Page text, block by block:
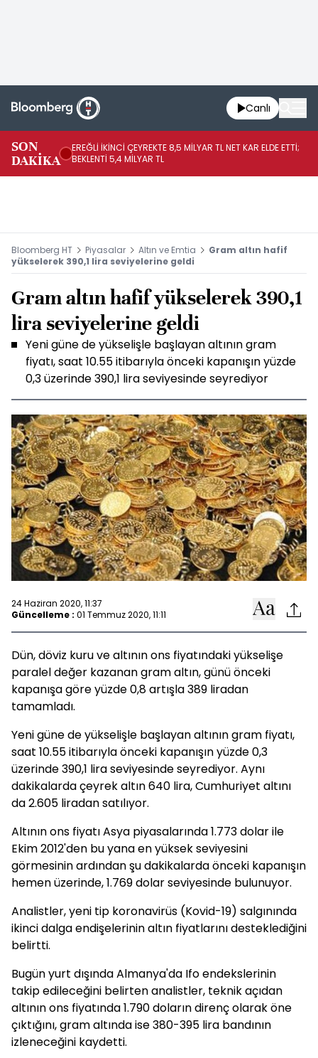
Canlı
SON
DAKİKA
EREĞLİ İKİNCİ ÇEYREKTE 8,5 MİLYAR TL NET KAR ELDE ETTİ;
BEKLENTİ 5,4 MİLYAR TL
Bloomberg HT Piyasalar Altın ve Emtia
Gram altın hafif
yükselerek 390,1 lira seviyelerine geldi
Gram altın hafif yükselerek 390,1
lira seviyelerine geldi
Yeni güne de yükselişle başlayan altının gram
fiyatı, saat 10.55 itibarıyla önceki kapanışın yüzde
0,3 üzerinde 390,1 lira seviyesinde seyrediyor
24 Haziran 2020, 11:37
Güncelleme : 01 Temmuz 2020, 11:11
Dün, döviz kuru ve altının ons fiyatındaki yükselişe
paralel değer kazanan gram altın, günü önceki
kapanışa göre yüzde 0,8 artışla 389 liradan
tamamladı.
Yeni güne de yükselişle başlayan altının gram fiyatı,
saat 10.55 itibarıyla önceki kapanışın yüzde 0,3
üzerinde 390,1 lira seviyesinde seyrediyor. Aynı
dakikalarda çeyrek altın 640 lira, Cumhuriyet altını
da 2.605 liradan satılıyor.
Altının ons fiyatı Asya piyasalarında 1.773 dolar ile
Ekim 2012'den bu yana en yüksek seviyesini
görmesinin ardından şu dakikalarda önceki kapanışın
hemen üzerinde, 1.769 dolar seviyesinde bulunuyor.
Analistler, yeni tip koronavirüs (Kovid-19) salgınında
ikinci dalga endişelerinin altın fiyatlarını desteklediğini
belirtti.
Bugün yurt dışında Almanya'da Ifo endekslerinin
takip edileceğini belirten analistler, teknik açıdan
altının ons fiyatında 1.790 doların direnç olarak öne
çıktığını, gram altında ise 380-395 lira bandının
izleneceğini kaydetti.